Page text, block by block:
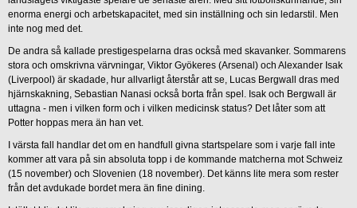
enorma energi och arbetskapacitet, med sin inställning och sin ledarstil. Men
inte nog med det.
De andra så kallade prestigespelarna dras också med skavanker. Sommarens
stora och omskrivna värvningar, Viktor Gyökeres (Arsenal) och Alexander Isak
(Liverpool) är skadade, hur allvarligt återstår att se, Lucas Bergwall dras med
hjärnskakning, Sebastian Nanasi också borta från spel. Isak och Bergwall är
uttagna - men i vilken form och i vilken medicinsk status? Det låter som att
Potter hoppas mera än han vet.
I värsta fall handlar det om en handfull givna startspelare som i varje fall inte
kommer att vara på sin absoluta topp i de kommande matcherna mot Schweiz
(15 november) och Slovenien (18 november). Det känns lite mera som rester
från det avdukade bordet mera än fine dining.